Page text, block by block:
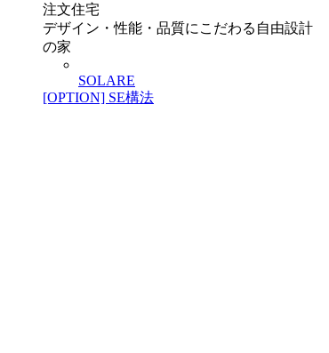
注文住宅
デザイン・性能・品質にこだわる自由設計
の家
SOLARE
[OPTION] SE構法